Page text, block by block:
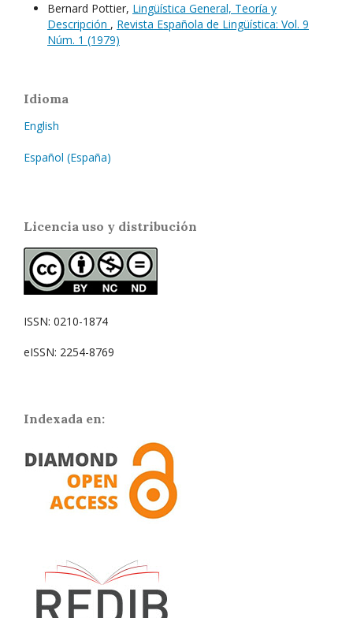
Bernard Pottier, Lingüística General, Teoría y
Descripción , Revista Española de Lingüística: Vol. 9
Núm. 1 (1979)
Idioma
English
Español (España)
Licencia uso y distribución
ISSN: 0210-1874
eISSN: 2254-8769
Indexada en: